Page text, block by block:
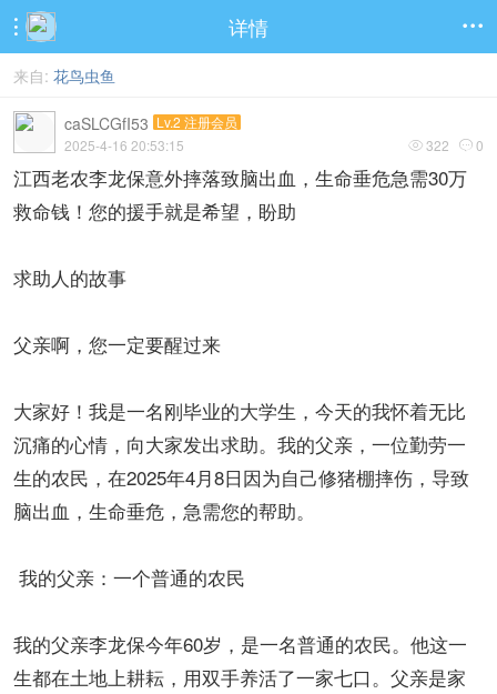
 详情 
来自: 花鸟虫鱼
caSLCGfI53 Lv.2 注册会员
 322  0
2025-4-16 20:53:15
江西老农李龙保意外摔落致脑出血，生命垂危急需30万
救命钱！您的援手就是希望，盼助
求助人的故事
父亲啊，您一定要醒过来
大家好！我是一名刚毕业的大学生，今天的我怀着无比
沉痛的心情，向大家发出求助。我的父亲，一位勤劳一
生的农民，在2025年4月8日因为自己修猪棚摔伤，导致
脑出血，生命垂危，急需您的帮助。
我的父亲：一个普通的农民
我的父亲李龙保今年60岁，是一名普通的农民。他这一
生都在土地上耕耘，用双手养活了一家七口。父亲是家